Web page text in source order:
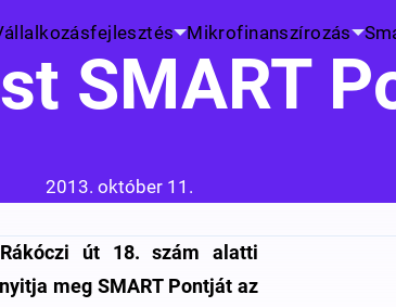
Mikrofinanszírozás
SMART
Közzétéve:
2013. október 11.
út 18. szám alatti
meg SMART Pontját az